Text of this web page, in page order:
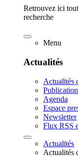
Retrouvez ici
recherche
Menu
Actualités
Actualités
Agenda
Espace
Newsletter
Flux RSS
Actualités
Actualités